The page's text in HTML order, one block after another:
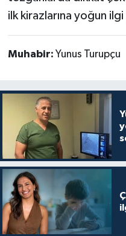
ilk kirazlarına yoğun
Muhabir: Yunus Turupçu